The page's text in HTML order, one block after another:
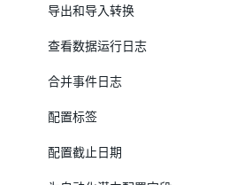
导出和导入转换
查看数据运行日志
合并事件日志
配置标签
配置截止日期